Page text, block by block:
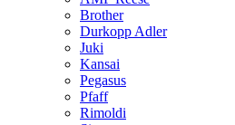
Brother
Durkopp Adler
Juki
Kansai
Pegasus
Pfaff
Rimoldi